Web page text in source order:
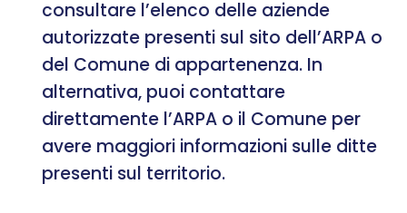
consultare l’elenco delle aziende
autorizzate presenti sul sito dell’ARPA o
del Comune di appartenenza. In
alternativa, puoi contattare
direttamente l’ARPA o il Comune per
avere maggiori informazioni sulle ditte
presenti sul territorio.